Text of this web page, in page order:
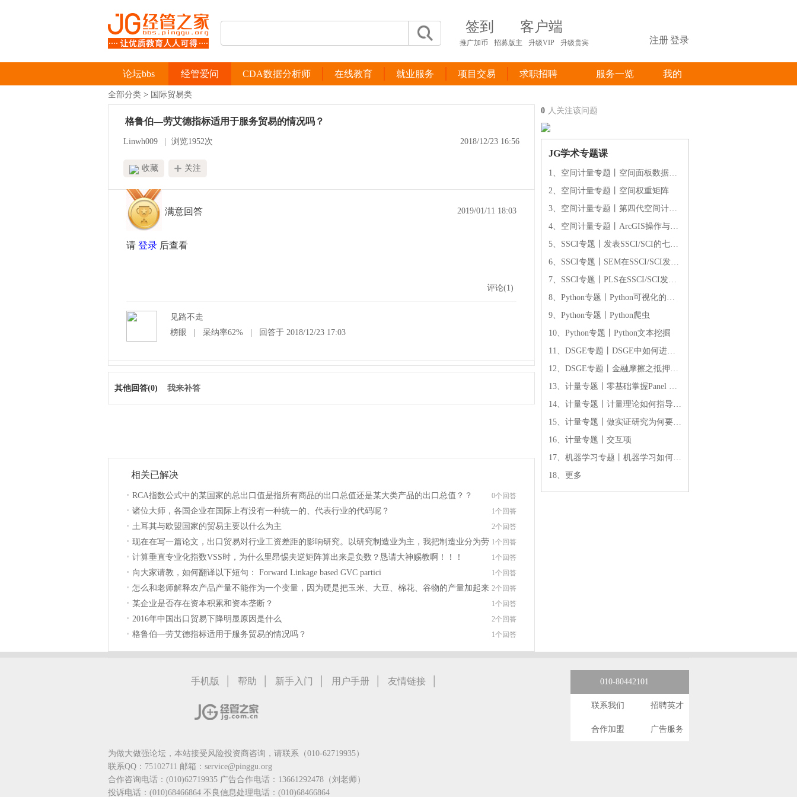
签到 客户端
推广加币 招募版主 升级VIP 升级贵宾 注册登录
经管爱问 CDA数据分析师 在线教育 就业服务 项目交易 求职招聘
论坛bbs 服务一览 我的
全部分类 > 国际贸易类
格鲁伯—劳艾德指标适用于服务贸易的情况吗？
Linwh009 浏览1952次 2018/12/23 16:56
收藏 关注
满意回答 2019/01/11 18:03
请 登录 后查看
评论(1)
见路不走
榜眼
采纳率62% 回答于 2018/12/23 17:03
其他回答(0) 我来补答
相关已解决
0个回答
RCA指数公式中的某国家的总出口值是指所有商品的出口总值还是某大类产品的出口总值？？
1个回答
诸位大师，各国企业在国际上有没有一种统一的、代表行业的代码呢？
2个回答
土耳其与欧盟国家的贸易主要以什么为主
1个回答
现在在写一篇论文，出口贸易对行业工资差距的影响研究。以研究制造业为主，我把制造业分为劳
动密集，资本密
1个回答
计算垂直专业化指数VSS时，为什么里昂惕夫逆矩阵算出来是负数？恳请大神赐教啊！！！
1个回答
向大家请教，如何翻译以下短句： Forward Linkage based GVC partici
2个回答
怎么和老师解释农产品产量不能作为一个变量，因为硬是把玉米、大豆、棉花、谷物的产量加起来
是没有意义的。
1个回答
某企业是否存在资本积累和资本垄断？
2个回答
2016年中国出口贸易下降明显原因是什么
1个回答
格鲁伯—劳艾德指标适用于服务贸易的情况吗？
0 人关注该问题
JG学术专题课
1、空间计量专题丨空间面板数据模型
2、空间计量专题丨空间权重矩阵
3、空间计量专题丨第四代空间计量模型:共同因子与空间相关
4、空间计量专题丨ArcGIS操作与空间数据分析
5、SSCI专题丨发表SSCI/SCI的七大疑问
6、SSCI专题丨SEM在SSCI/SCI发表之必要条件
7、SSCI专题丨PLS在SSCI/SCI发表的实例操作
8、Python专题丨Python可视化的学术应用
9、Python专题丨Python爬虫
10、Python专题丨Python文本挖掘
11、DSGE专题丨DSGE中如何进行福利分析
12、DSGE专题丨金融摩擦之抵押融资约束
13、计量专题丨零基础掌握Panel Data
14、计量专题丨计量理论如何指导实证分析专题
15、计量专题丨做实证研究为何要学习计量经济理论
16、计量专题丨交互项
17、机器学习专题丨机器学习如何应用于时间序列预测
18、更多
手机版 | 帮助 | 新手入门 | 用户手册 | 友情链接 |
为做大做强论坛，本站接受风险投资商咨询，请联系（010-62719935）
联系QQ： 75102711 邮箱：service@pinggu.org
合作咨询电话：(010)62719935 广告合作电话：13661292478（刘老师）
投诉电话：(010)68466864 不良信息处理电话：(010)68466864
010-80442101
联系我们 招聘英才
合作加盟 广告服务